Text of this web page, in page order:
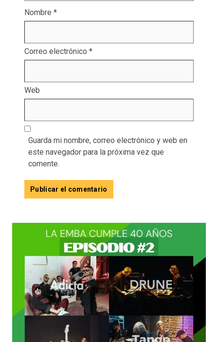
Nombre *
Correo electrónico *
Web
Guarda mi nombre, correo electrónico y web en
este navegador para la próxima vez que
comente.